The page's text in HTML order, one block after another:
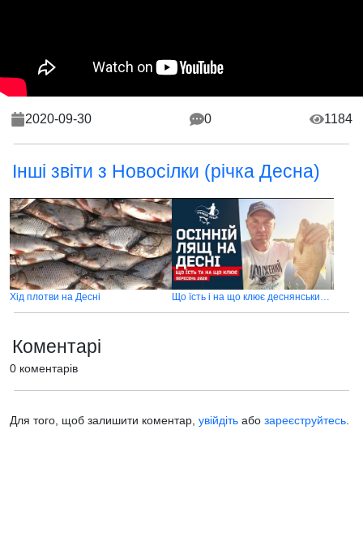
2020-09-30 0 1184
Інші звіти з Новосілки (річка Десна)
Хід плотви на Десні Що їсть і на що клює деснянський лящ восени
Коментарі
0 коментарів
Для того, щоб залишити коментар, увійдіть або зареєструйтесь